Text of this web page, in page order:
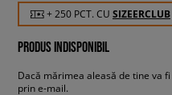
+ 250 PCT. CU SIZEERCLUB
PRODUS INDISPONIBIL
Dacă mărimea aleasă de tine va
prin e-mail.